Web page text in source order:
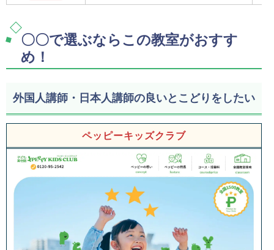
〇〇で選ぶならこの教室がおすす
め！
外国人講師・日本人講師の良いとこどりをしたい
ペッピーキッズクラブ